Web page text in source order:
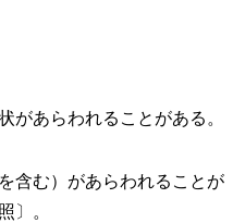
〕。
あらわれることがある。
含む）があらわれることが